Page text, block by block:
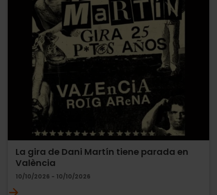
La gira de Dani Martín tiene parada en
València
10/10/2026 - 10/10/2026